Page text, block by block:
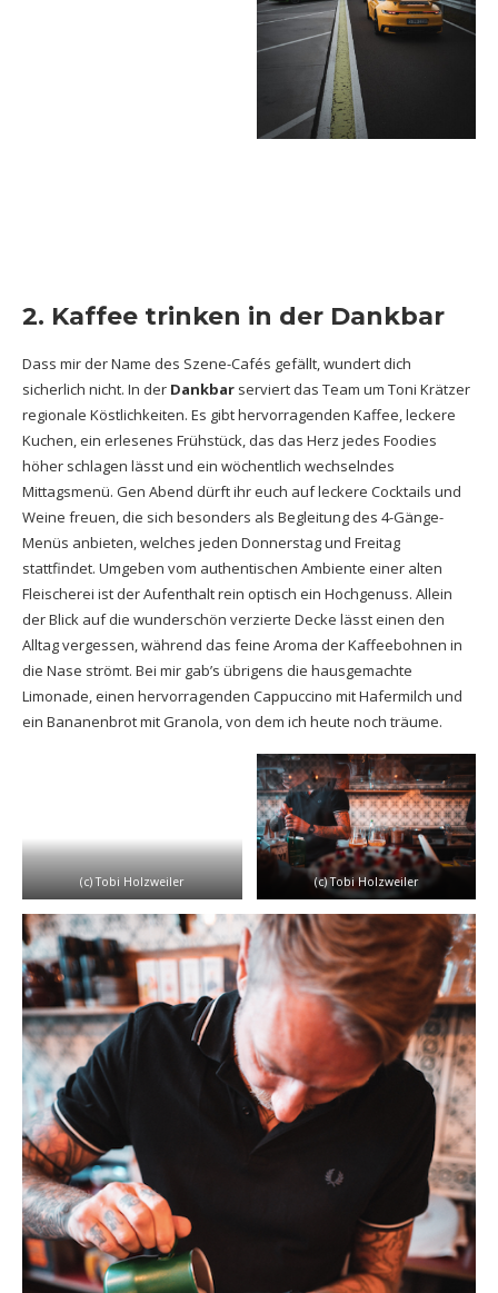
2. Kaffee trinken in der Dankbar
Dass mir der Name des Szene-Cafés gefällt, wundert dich
sicherlich nicht. In der Dankbar serviert das Team um Toni Krätzer
regionale Köstlichkeiten. Es gibt hervorragenden Kaffee, leckere
Kuchen, ein erlesenes Frühstück, das das Herz jedes Foodies
höher schlagen lässt und ein wöchentlich wechselndes
Mittagsmenü. Gen Abend dürft ihr euch auf leckere Cocktails und
Weine freuen, die sich besonders als Begleitung des 4-Gänge-
Menüs anbieten, welches jeden Donnerstag und Freitag
stattfindet. Umgeben vom authentischen Ambiente einer alten
Fleischerei ist der Aufenthalt rein optisch ein Hochgenuss. Allein
der Blick auf die wunderschön verzierte Decke lässt einen den
Alltag vergessen, während das feine Aroma der Kaffeebohnen in
die Nase strömt. Bei mir gab’s übrigens die hausgemachte
Limonade, einen hervorragenden Cappuccino mit Hafermilch und
ein Bananenbrot mit Granola, von dem ich heute noch träume.
(c) Tobi Holzweiler (c) Tobi Holzweiler